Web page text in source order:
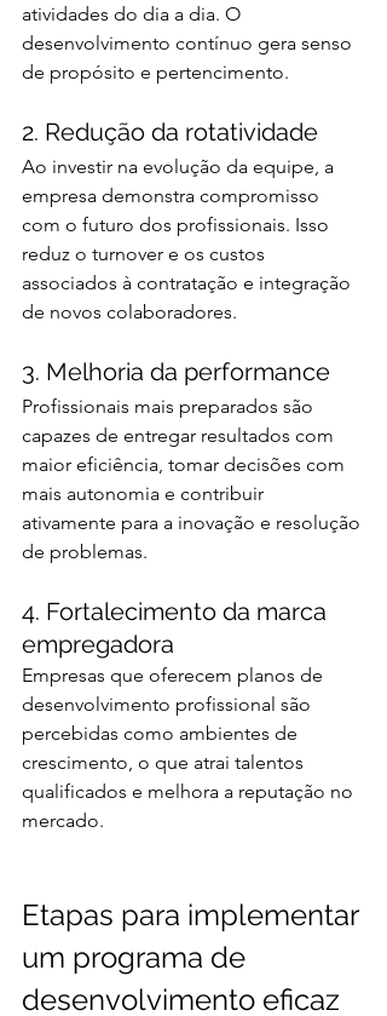
atividades do dia a dia. O
desenvolvimento contínuo gera senso
de propósito e pertencimento.
2. Redução da rotatividade
Ao investir na evolução da equipe, a
empresa demonstra compromisso
com o futuro dos profissionais. Isso
reduz o turnover e os custos
associados à contratação e integração
de novos colaboradores.
3. Melhoria da performance
Profissionais mais preparados são
capazes de entregar resultados com
maior eficiência, tomar decisões com
mais autonomia e contribuir
ativamente para a inovação e resolução
de problemas.
4. Fortalecimento da marca
empregadora
Empresas que oferecem planos de
desenvolvimento profissional são
percebidas como ambientes de
crescimento, o que atrai talentos
qualificados e melhora a reputação no
mercado.
Etapas para implementar
um programa de
desenvolvimento eficaz